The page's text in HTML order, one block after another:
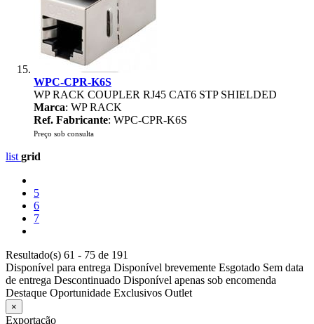
WPC-CPR-K6S
WP RACK COUPLER RJ45 CAT6 STP SHIELDED
Marca: WP RACK
Ref. Fabricante: WPC-CPR-K6S
Preço sob consulta
list grid
5
6
7
Resultado(s) 61 - 75 de 191
Disponível para entrega Disponível brevemente Esgotado Sem data
de entrega Descontinuado Disponível apenas sob encomenda
Destaque Oportunidade Exclusivos Outlet
×
Exportação